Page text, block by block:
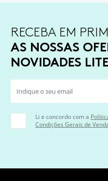
RECEBA EM
AS NOSSAS
NOVIDADES
Li e concordo com a
Condições Gerais de